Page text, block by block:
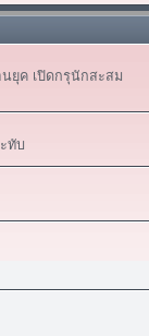
นยุค เปิดกรุนักสะสม
ทับ